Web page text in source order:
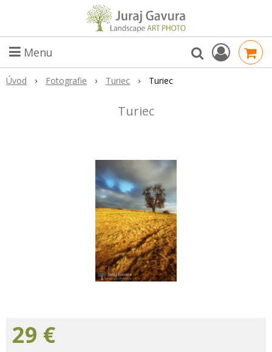
Menu
Úvod Fotografie Turiec Turiec
Turiec
29 €